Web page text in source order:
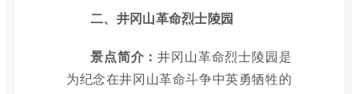
二、井冈山革命烈士陵园
景点简介：井冈山革命烈士陵园是
为纪念在井冈山革命斗争中英勇牺牲的